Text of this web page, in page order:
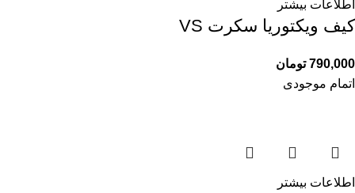
اطلاعات بیشتر
کیف ویکتوریا سکرت VS
790,000 تومان
اتمام موجودی
اطلاعات بیشتر